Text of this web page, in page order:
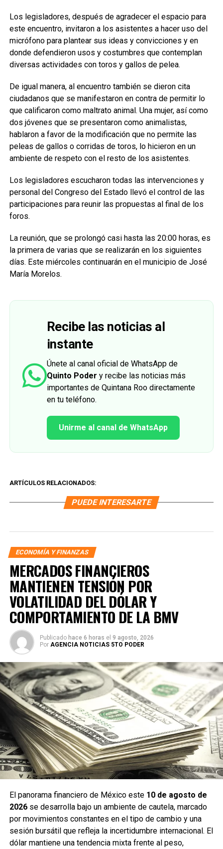
Los legisladores, después de agradecer el espacio para
este encuentro, invitaron a los asistentes a hacer uso del
micrófono para plantear sus ideas y convicciones y en
donde defendieron usos y costumbres que contemplan
diversas actividades con toros y gallos de pelea.
De igual manera, al encuentro también se dieron cita
ciudadanos que se manifestaron en contra de permitir lo
que calificaron como maltrato animal. Una mujer, así como
dos jóvenes que se presentaron como animalistas,
hablaron a favor de la modificación que no permite las
peleas de gallos o corridas de toros, lo hicieron en un
ambiente de respeto con el resto de los asistentes.
Los legisladores escucharon todas las intervenciones y
personal del Congreso del Estado llevó el control de las
participaciones para reunir las propuestas al final de los
foros.
La reunión, que se prolongó casi hasta las 20:00 horas, es
la primera de varias que se realizarán en los siguientes
días. Este miércoles continuarán en el municipio de José
María Morelos.
Recibe las noticias al
instante
Únete al canal oficial de WhatsApp de
Quinto Poder y recibe las noticias más
importantes de Quintana Roo directamente
en tu teléfono.
Unirme al canal de WhatsApp
ARTÍCULOS RELACIONADOS:
PUEDE INTERESARTE
ECONOMÍA Y FINANZAS
MERCADOS FINANCIEROS
MANTIENEN TENSIÓN POR
VOLATILIDAD DEL DÓLAR Y
COMPORTAMIENTO DE LA BMV
Publicado hace 6 horas el 9 agosto, 2026
Por AGENCIA NOTICIAS 5TO PODER
El panorama financiero de México este 10 de agosto de
2026se desarrolla bajo un ambiente de cautela, marcado
por movimientos constantes en el tipo de cambio y una
sesión bursátil que refleja la incertidumbre internacional. El
dólar mantiene una tendencia mixta frente al peso,